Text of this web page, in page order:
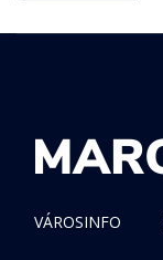
VÁROSINFO